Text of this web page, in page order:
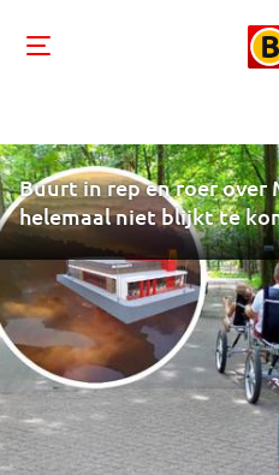
Buurt in rep en roer over
helemaal niet blijkt te